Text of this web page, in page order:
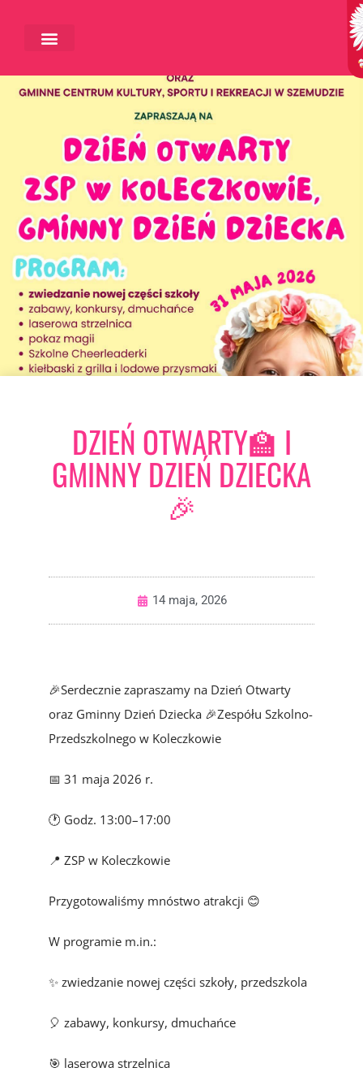
DZIEŃ OTWARTY🏫 I
GMINNY DZIEŃ DZIECKA
🎉
14 maja, 2026
🎉Serdecznie zapraszamy na Dzień Otwarty
oraz Gminny Dzień Dziecka 🎉Zespółu Szkolno-
Przedszkolnego w Koleczkowie
📅 31 maja 2026 r.
🕐 Godz. 13:00–17:00
📍 ZSP w Koleczkowie
Przygotowaliśmy mnóstwo atrakcji 😊
W programie m.in.:
✨ zwiedzanie nowej części szkoły, przedszkola
🎈 zabawy, konkursy, dmuchańce
🎯 laserowa strzelnica